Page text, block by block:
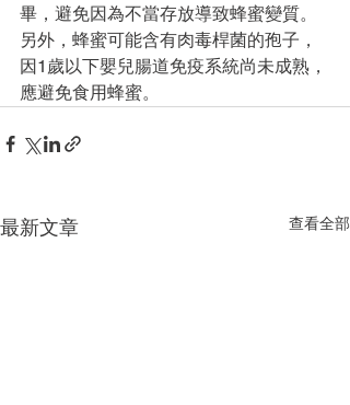
畢，避免因為不當存放導致蜂蜜變質。
另外，蜂蜜可能含有肉毒桿菌的孢子，
因1歲以下嬰兒腸道免疫系統尚未成熟，
應避免食用蜂蜜。
最新文章 查看全部